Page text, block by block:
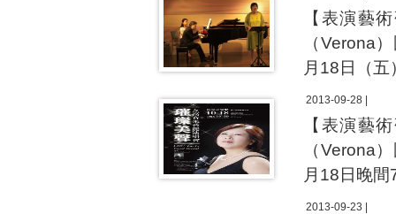
【表演藝
（Verona
月18日（
2013-09-28 |
【表演藝
（Verona
月18日晚
2013-09-23 |